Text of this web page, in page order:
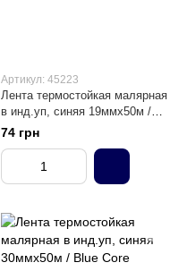
Артикул: 45223
Лента термостойкая малярная
в инд.уп, синяя 19ммх50м /
Blue Core
74 грн